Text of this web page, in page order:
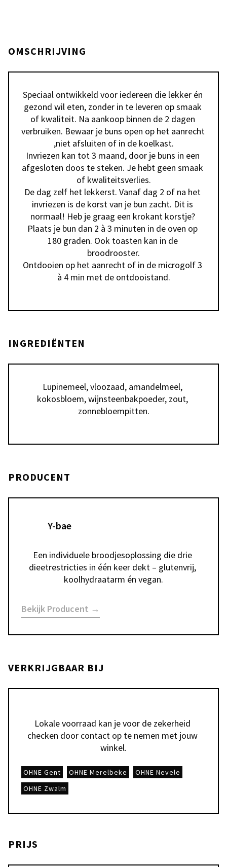
OMSCHRIJVING
Speciaal ontwikkeld voor iedereen die lekker én
gezond wil eten, zonder in te leveren op smaak
of kwaliteit. Na aankoop binnen de 2 dagen
verbruiken. Bewaar je buns open op het aanrecht
,niet afsluiten of in de koelkast.
Invriezen kan tot 3 maand, door je buns in een
afgesloten doos te steken. Je hebt geen smaak
of kwaliteitsverlies.
De dag zelf het lekkerst. Vanaf dag 2 of na het
invriezen is de korst van je bun zacht. Dit is
normaal! Heb je graag een krokant korstje?
Plaats je bun dan 2 à 3 minuten in de oven op
180 graden. Ook toasten kan in de
broodrooster.
Ontdooien op het aanrecht of in de microgolf 3
INGREDIËNTEN
Lupinemeel, vloozaad, amandelmeel,
kokosbloem, wijnsteenbakpoeder, zout,
PRODUCENT
Y-bae
Een individuele broodjesoplossing die drie
dieetrestricties in één keer dekt – glutenvrij,
koolhydraatarm én vegan.
Bekijk Producent →
VERKRIJGBAAR BIJ
Lokale voorraad kan je voor de zekerheid
checken door contact op te nemen met jouw
winkel.
OHNE Gent OHNE Merelbeke
OHNE Nevele
OHNE Zwalm
PRIJS